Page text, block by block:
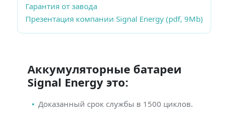
Гарантия от завода
Презентация компании Signal Energy (pdf, 9Mb)
Аккумуляторные батареи
Signal Energy это:
Доказанный срок службы в 1500 циклов.